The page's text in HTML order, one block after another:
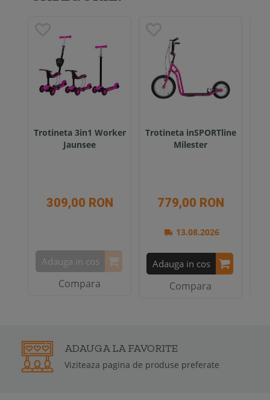
Trotineta 3in1 Worker
Jaunsee
309,00 RON
Adauga in cos
Compara
Trotineta inSPORTline
Milester
779,00 RON
13.08.2026
Adauga in cos
Compara
GARANTIE2 ANI
Garantia de conformitate poate fi de la 6 luni la